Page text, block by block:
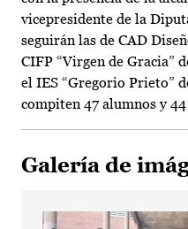
vicepresidente de la
seguirán las de CAD
CIFP “Virgen de Gracia”
el IES “Gregorio Prieto”
compiten 47 alumnos y
Galería de